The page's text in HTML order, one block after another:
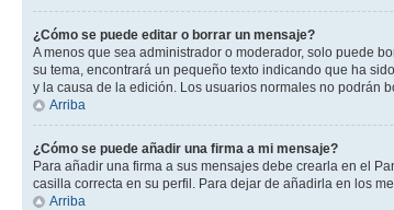
¿Cómo se puede editar o borrar un mensaje?
A menos que sea administrador o moderador, solo puede
su tema, encontrará un pequeño texto indicando que ha
y la causa de la edición. Los usuarios normales no podrán
Arriba
¿Cómo se puede añadir una firma a mi mensaje?
Para añadir una firma a sus mensajes debe crearla en el
casilla correcta en su perfil. Para dejar de añadirla en los
Arriba